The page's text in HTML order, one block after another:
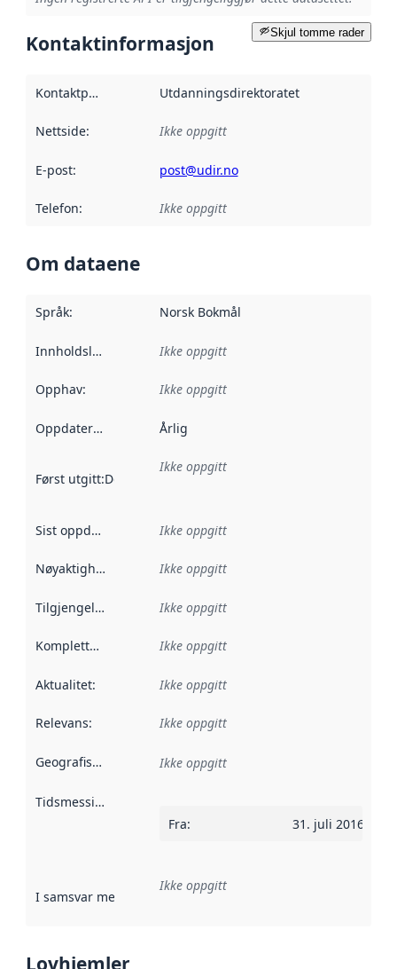
Skjul tomme rader
Kontaktinformasjon
Kontaktpunkt Utdanningsdirektoratet
Nettside: Ikke oppgitt
E-post: post@udir.no
Telefon: Ikke oppgitt
Om dataene
Språk: Norsk Bokmål
Innholdsleverandører :
Ikke oppgitt
Opphav: Ikke oppgitt
Oppdateringsfrekvens :
Årlig
Først utgitt:Denne datoen sier når dataene i dette
Ikke oppgitt
Sist oppdatert Ikke oppgitt
Nøyaktighet Ikke oppgitt
Tilgjengelighet Ikke oppgitt
Kompletthet Ikke oppgitt
Aktualitet: Ikke oppgitt
Relevans: Ikke oppgitt
Geografisk avgrensning :
Ikke oppgitt
Tidsmessig avgrensning
Fra: 31. juli 2016
I samsvar med Referanse til en implementasjonsregel
Ikke oppgitt
Lovhjemler